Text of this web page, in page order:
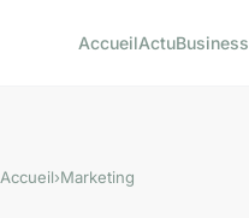
AccueilActuBusiness
Accueil›Marketing